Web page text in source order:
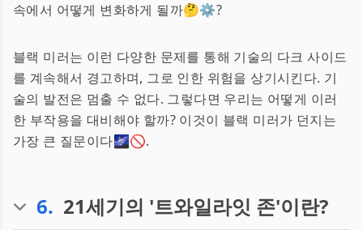
속에서 어떻게 변화하게 될까🤔⚙️?
블랙 미러는 이런 다양한 문제를 통해 기술의 다크 사이드
를 계속해서 경고하며, 그로 인한 위험을 상기시킨다. 기
술의 발전은 멈출 수 없다. 그렇다면 우리는 어떻게 이러
한 부작용을 대비해야 할까? 이것이 블랙 미러가 던지는
가장 큰 질문이다🌌🚫.
6. 21세기의 '트와일라잇 존'이란?